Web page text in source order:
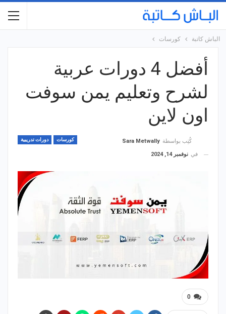
الباش كاتبة كورسات
أفضل 4 دورات عربية
لشرح وتعليم يمن سوفت
اون لاين
كورسات دورات تدريبية كُتِب بواسطة Sara Metwally
في نوفمبر 14, 2024
0